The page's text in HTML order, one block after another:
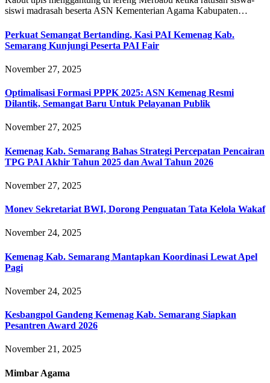
siswi madrasah beserta ASN Kementerian Agama Kabupaten…
Perkuat Semangat Bertanding, Kasi PAI Kemenag Kab.
Semarang Kunjungi Peserta PAI Fair
November 27, 2025
Optimalisasi Formasi PPPK 2025: ASN Kemenag Resmi
Dilantik, Semangat Baru Untuk Pelayanan Publik
November 27, 2025
Kemenag Kab. Semarang Bahas Strategi Percepatan Pencairan
TPG PAI Akhir Tahun 2025 dan Awal Tahun 2026
November 27, 2025
Monev Sekretariat BWI, Dorong Penguatan Tata Kelola Wakaf
November 24, 2025
Kemenag Kab. Semarang Mantapkan Koordinasi Lewat Apel
Pagi
November 24, 2025
Kesbangpol Gandeng Kemenag Kab. Semarang Siapkan
Pesantren Award 2026
November 21, 2025
Mimbar Agama